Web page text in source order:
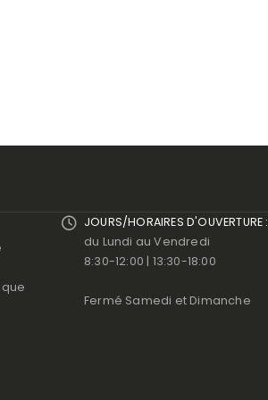
JOURS/HORAIRES D'OUVERTURE :
du Lundi au Vendredi
8:30-12:00 | 13:30-18:00
Fermé Samedi et Dimanche